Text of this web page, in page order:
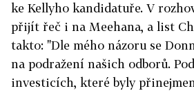
ke Kellyho kandidatuře. V
přijít řeč i na Meehana, a list
takto: "Dle mého názoru se
na podražení našich odborů.
investicích, které byly